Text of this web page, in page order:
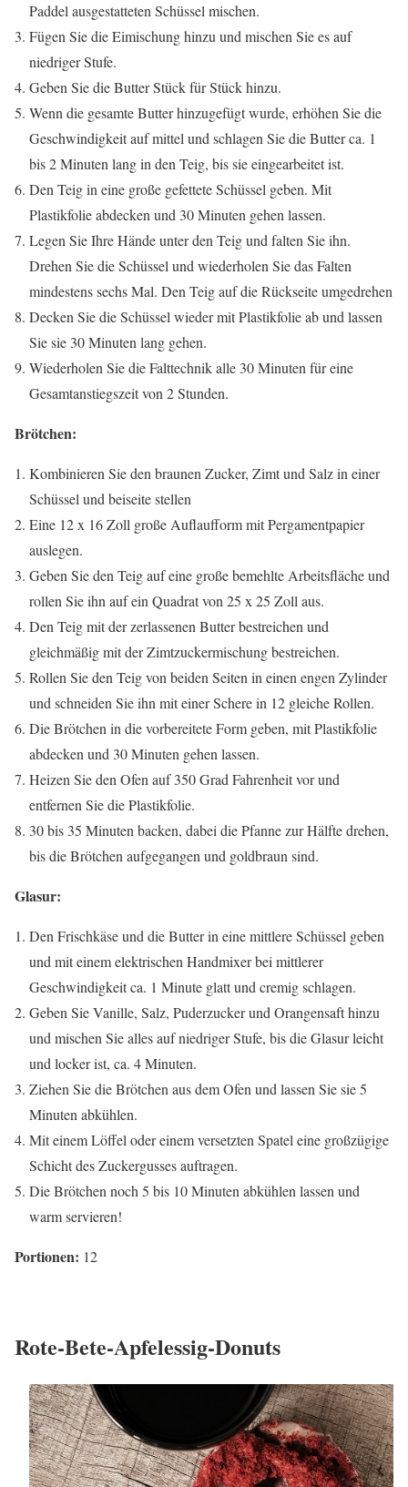
Paddel ausgestatteten Schüssel mischen.
Fügen Sie die Eimischung hinzu und mischen Sie es auf
niedriger Stufe.
Geben Sie die Butter Stück für Stück hinzu.
Wenn die gesamte Butter hinzugefügt wurde, erhöhen Sie die
Geschwindigkeit auf mittel und schlagen Sie die Butter ca. 1
bis 2 Minuten lang in den Teig, bis sie eingearbeitet ist.
Den Teig in eine große gefettete Schüssel geben. Mit
Plastikfolie abdecken und 30 Minuten gehen lassen.
Legen Sie Ihre Hände unter den Teig und falten Sie ihn.
Drehen Sie die Schüssel und wiederholen Sie das Falten
mindestens sechs Mal. Den Teig auf die Rückseite umgedrehen
Decken Sie die Schüssel wieder mit Plastikfolie ab und lassen
Sie sie 30 Minuten lang gehen.
Wiederholen Sie die Falttechnik alle 30 Minuten für eine
Gesamtanstiegszeit von 2 Stunden.
Brötchen:
Kombinieren Sie den braunen Zucker, Zimt und Salz in einer
Schüssel und beiseite stellen
Eine 12 x 16 Zoll große Auflaufform mit Pergamentpapier
auslegen.
Geben Sie den Teig auf eine große bemehlte Arbeitsfläche und
rollen Sie ihn auf ein Quadrat von 25 x 25 Zoll aus.
Den Teig mit der zerlassenen Butter bestreichen und
gleichmäßig mit der Zimtzuckermischung bestreichen.
Rollen Sie den Teig von beiden Seiten in einen engen Zylinder
und schneiden Sie ihn mit einer Schere in 12 gleiche Rollen.
Die Brötchen in die vorbereitete Form geben, mit Plastikfolie
abdecken und 30 Minuten gehen lassen.
Heizen Sie den Ofen auf 350 Grad Fahrenheit vor und
entfernen Sie die Plastikfolie.
30 bis 35 Minuten backen, dabei die Pfanne zur Hälfte drehen,
bis die Brötchen aufgegangen und goldbraun sind.
Glasur:
Den Frischkäse und die Butter in eine mittlere Schüssel geben
und mit einem elektrischen Handmixer bei mittlerer
Geschwindigkeit ca. 1 Minute glatt und cremig schlagen.
Geben Sie Vanille, Salz, Puderzucker und Orangensaft hinzu
und mischen Sie alles auf niedriger Stufe, bis die Glasur leicht
und locker ist, ca. 4 Minuten.
Ziehen Sie die Brötchen aus dem Ofen und lassen Sie sie 5
Minuten abkühlen.
Mit einem Löffel oder einem versetzten Spatel eine großzügige
Schicht des Zuckergusses auftragen.
Die Brötchen noch 5 bis 10 Minuten abkühlen lassen und
warm servieren!
Portionen: 12
Rote-Bete-Apfelessig-Donuts